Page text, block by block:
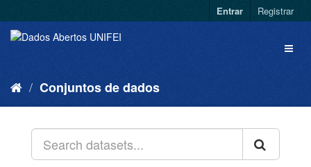
Entrar Registrar
Conjuntos de dados